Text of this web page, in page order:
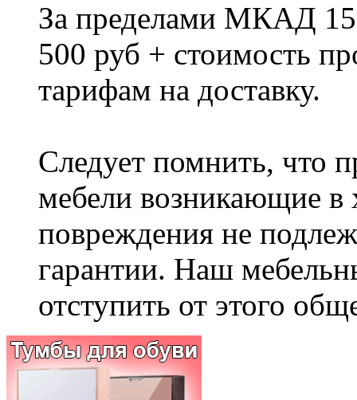
За пределами МКАД
500 руб + стоимость
тарифам на доставку.
Следует помнить, что
мебели возникающие в
повреждения не
гарантии. Наш
отступить от этого